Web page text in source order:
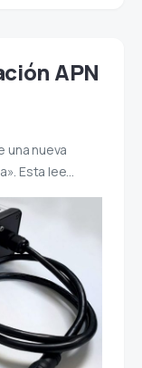
APN
una nueva
Esta lee…